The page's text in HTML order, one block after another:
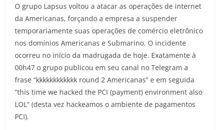
O grupo Lapsus voltou a atacar as operações de internet
da Americanas, forçando a empresa a suspender
temporariamente suas operações de comércio eletrônico
nos domínios Americanas e Submarino. O incidente
ocorreu no início da madrugada de hoje. Exatamente à
00h47 o grupo publicou em seu canal no Telegram a
frase “kkkkkkkkkkkk round 2 Americanas” e em seguida
“this time we hacked the PCI (payment) environment also
LOL” (desta vez hackeamos o ambiente de pagamentos
PCI).